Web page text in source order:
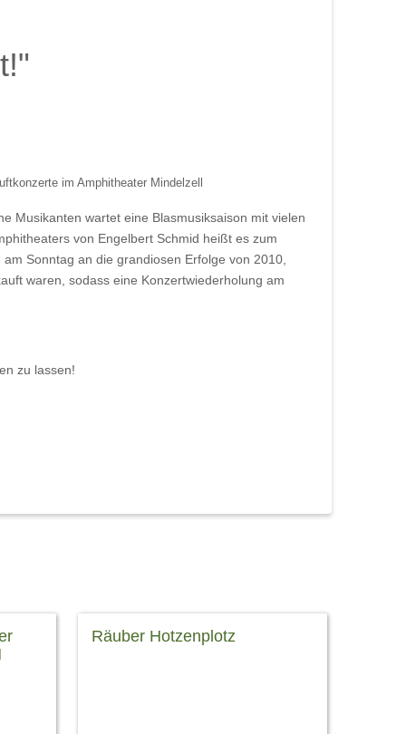
im Amphitheater Mindelzell
Musikanten wartet eine Blasmusiksaison mit vielen
von Engelbert Schmid heißt es zum
Sonntag an die grandiosen Erfolge von 2010,
waren, sodass eine Konzertwiederholung am
zu lassen!
Räuber Hotzenplotz